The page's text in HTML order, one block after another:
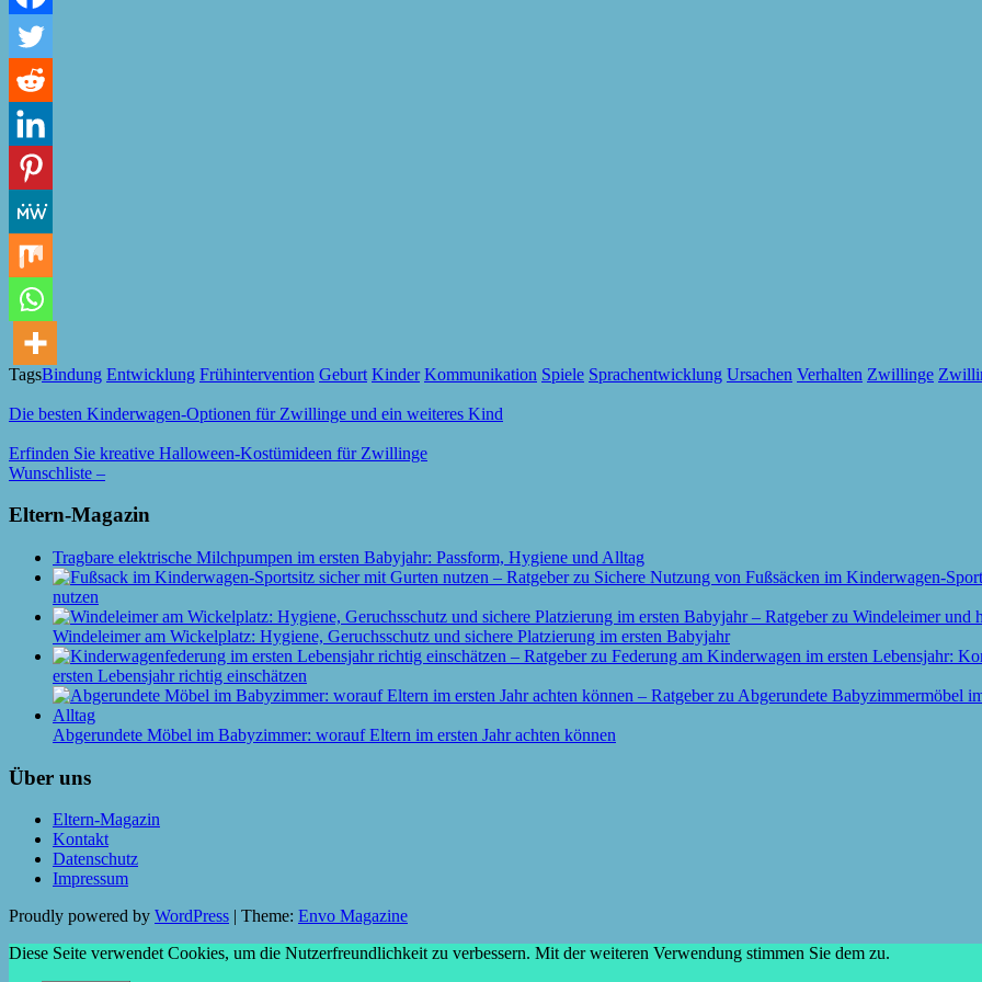
TagsBindung Entwicklung Frühintervention Geburt Kinder Kommunikation Spiele Sprachentwicklung Ursachen Verhalten Zwillinge
Die besten Kinderwagen-Optionen für Zwillinge und ein weiteres Kind
Erfinden Sie kreative Halloween-Kostümideen für Zwillinge
Wunschliste –
Eltern-Magazin
Tragbare elektrische Milchpumpen im ersten Babyjahr: Passform, Hygiene und Alltag
nutzen
Windeleimer am Wickelplatz: Hygiene, Geruchsschutz und sichere Platzierung im ersten Babyjahr
ersten Lebensjahr richtig einschätzen
Abgerundete Möbel im Babyzimmer: worauf Eltern im ersten Jahr achten können
Über uns
Eltern-Magazin
Kontakt
Datenschutz
Impressum
Proudly powered by WordPress | Theme: Envo Magazine
Diese Seite verwendet Cookies, um die Nutzerfreundlichkeit zu verbessern. Mit der weiteren Verwendung stimmen Sie dem zu.